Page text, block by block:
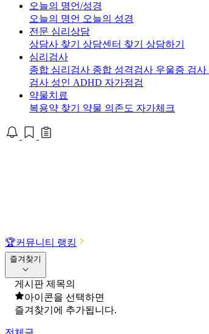
오늘의 명언/성경
오늘의 명언 오늘의 성경
전문 심리상담
상담사 찾기 상담센터 찾기 상담하기
심리검사
종합 심리검사 종합 성격검사 우울증 검사
검사 성인 ADHD 자가점검
약물치료
복용약 찾기 약물 의존도 자가체크
🏆커뮤니티 랭킹
즐겨찾기
게시판 제목의
아이콘을 선택하면
즐겨찾기에 추가됩니다.